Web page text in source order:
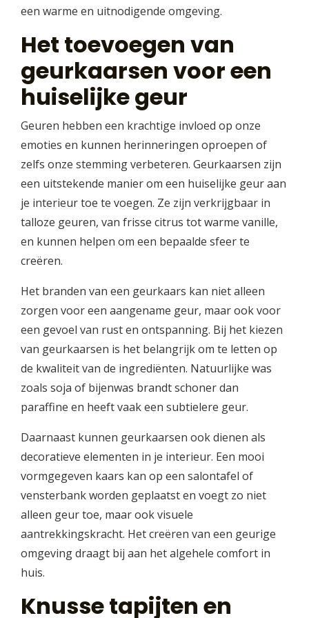
een warme en uitnodigende omgeving.
Het toevoegen van
geurkaarsen voor een
huiselijke geur
Geuren hebben een krachtige invloed op onze
emoties en kunnen herinneringen oproepen of
zelfs onze stemming verbeteren. Geurkaarsen zijn
een uitstekende manier om een huiselijke geur aan
je interieur toe te voegen. Ze zijn verkrijgbaar in
talloze geuren, van frisse citrus tot warme vanille,
en kunnen helpen om een bepaalde sfeer te
creëren.
Het branden van een geurkaars kan niet alleen
zorgen voor een aangename geur, maar ook voor
een gevoel van rust en ontspanning. Bij het kiezen
van geurkaarsen is het belangrijk om te letten op
de kwaliteit van de ingrediënten. Natuurlijke was
zoals soja of bijenwas brandt schoner dan
paraffine en heeft vaak een subtielere geur.
Daarnaast kunnen geurkaarsen ook dienen als
decoratieve elementen in je interieur. Een mooi
vormgegeven kaars kan op een salontafel of
vensterbank worden geplaatst en voegt zo niet
alleen geur toe, maar ook visuele
aantrekkingskracht. Het creëren van een geurige
omgeving draagt bij aan het algehele comfort in
huis.
Knusse tapijten en